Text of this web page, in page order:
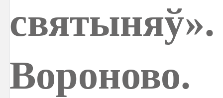
Вороново.